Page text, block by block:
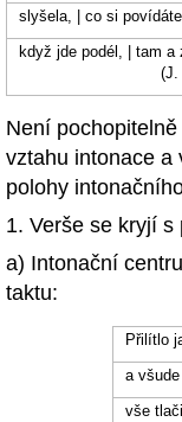
slyšela, | co si
když jde podél, | tam a
(J.
Není
vztahu intonace a
polohy
1. Verše se kryjí s
a) Intonační
taktu:
Přilítlo
a
vše